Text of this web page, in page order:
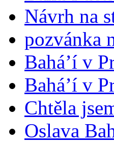
Návrh na
pozvánka
Bahá’í v
Bahá’í v
Chtěla
Oslava